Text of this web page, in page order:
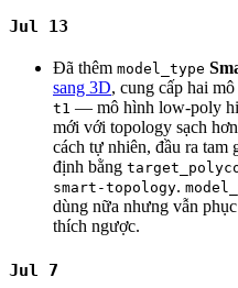
Jul 13
Đã thêm model_type
sang 3D, cung cấp hai
t1 — mô hình low-poly
mới với topology sạch
cách tự nhiên, đầu ra tam
định bằng
smart-topology.
dùng nữa nhưng vẫn
thích ngược.
Jul 7